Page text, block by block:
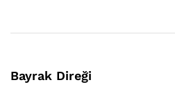
Bayrak Direği